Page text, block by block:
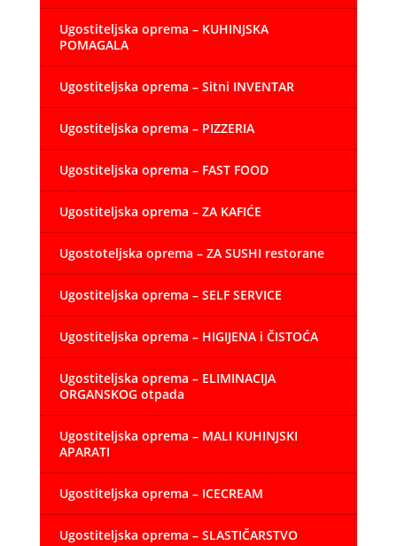
Ugostiteljska oprema – KUHINJSKA
POMAGALA
Ugostiteljska oprema – Sitni INVENTAR
Ugostiteljska oprema – PIZZERIA
Ugostiteljska oprema – FAST FOOD
Ugostiteljska oprema – ZA KAFIĆE
Ugostoteljska oprema – ZA SUSHI restorane
Ugostiteljska oprema – SELF SERVICE
Ugostiteljska oprema – HIGIJENA i ČISTOĆA
Ugostiteljska oprema – ELIMINACIJA
ORGANSKOG otpada
Ugostiteljska oprema – MALI KUHINJSKI
APARATI
Ugostiteljska oprema – ICECREAM
Ugostiteljska oprema – SLASTIČARSTVO